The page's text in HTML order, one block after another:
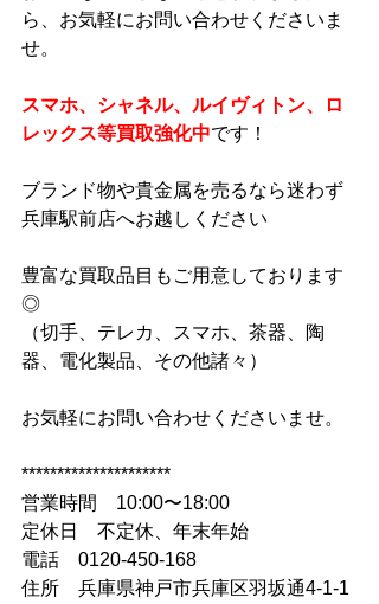
ら、お気軽にお問い合わせくださいま
せ。
スマホ、シャネル、ルイヴィトン、ロ
レックス等買取強化中です！
ブランド物や貴金属を売るなら迷わず
兵庫駅前店へお越しください
豊富な買取品目もご用意しております
◎
（切手、テレカ、スマホ、茶器、陶
器、電化製品、その他諸々）
お気軽にお問い合わせくださいませ。
*********************
営業時間　10:00〜18:00
定休日　不定休、年末年始
電話　0120-450-168
住所　兵庫県神戸市兵庫区羽坂通4-1-1